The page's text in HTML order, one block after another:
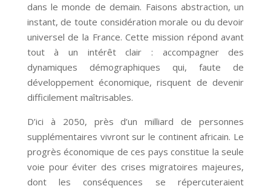
dans le monde de demain. Faisons abstraction, un
instant, de toute considération morale ou du devoir
universel de la France. Cette mission répond avant
tout à un intérêt clair : accompagner des
dynamiques démographiques qui, faute de
développement économique, risquent de devenir
difficilement maîtrisables.
D’ici à 2050, près d’un milliard de personnes
supplémentaires vivront sur le continent africain. Le
progrès économique de ces pays constitue la seule
voie pour éviter des crises migratoires majeures,
dont les conséquences se répercuteraient